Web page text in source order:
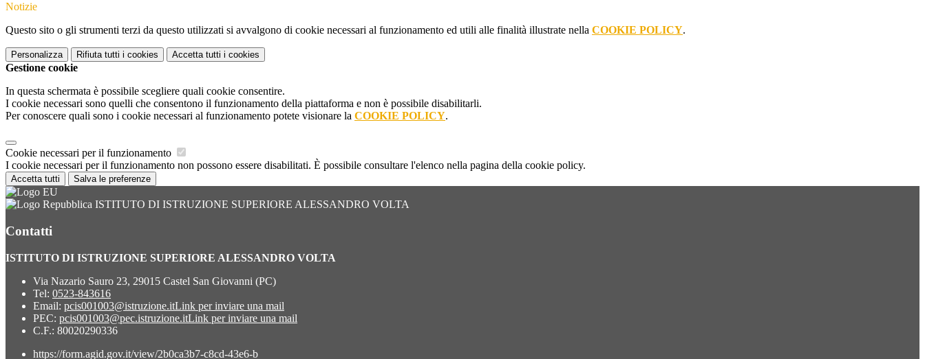
Notizie
Questo sito o gli strumenti terzi da questo utilizzati si avvalgono di cookie necessari al funzionamento ed utili alle finalità illustrate nella COOKIE POLICY.
Personalizza Rifiuta tutti i cookies Accetta tutti i cookies
Gestione cookie
In questa schermata è possibile scegliere quali cookie consentire.
I cookie necessari sono quelli che consentono il funzionamento della piattaforma e non è possibile disabilitarli.
Per conoscere quali sono i cookie necessari al funzionamento potete visionare la COOKIE POLICY.
Cookie necessari per il funzionamento
I cookie necessari per il funzionamento non possono essere disabilitati. È possibile consultare l'elenco nella pagina della cookie policy.
Accetta tutti Salva le preferenze
ISTITUTO DI ISTRUZIONE SUPERIORE ALESSANDRO VOLTA
Contatti
ISTITUTO DI ISTRUZIONE SUPERIORE ALESSANDRO VOLTA
Via Nazario Sauro 23, 29015 Castel San Giovanni (PC)
Tel: 0523-843616
Email: pcis001003@istruzione.itLink per inviare una mail
PEC: pcis001003@pec.istruzione.itLink per inviare una mail
C.F.: 80020290336
https://form.agid.gov.it/view/2b0ca3b7-c8cd-43e6-b